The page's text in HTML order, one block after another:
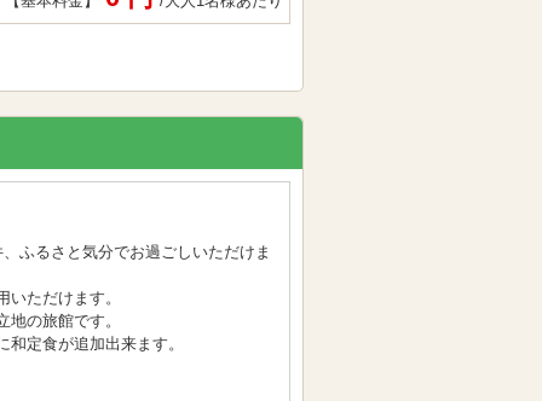
ふるさと気分でお過ごしいただけま
ただけます。
の旅館です。
定食が追加出来ます。